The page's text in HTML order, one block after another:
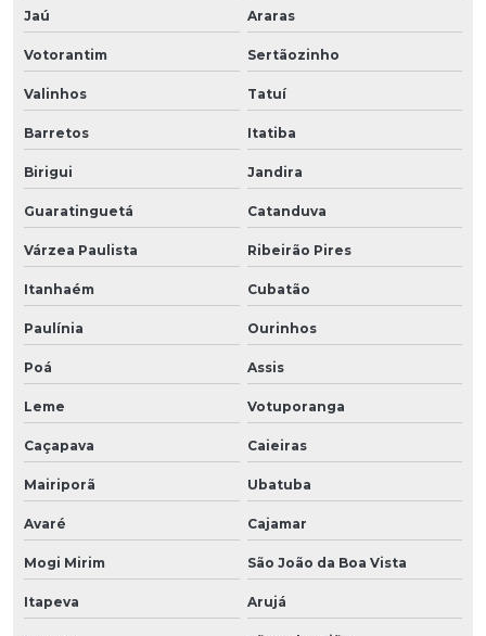
Jaú Araras
Votorantim Sertãozinho
Valinhos Tatuí
Barretos Itatiba
Birigui Jandira
Guaratinguetá Catanduva
Várzea Paulista Ribeirão Pires
Itanhaém Cubatão
Paulínia Ourinhos
Poá Assis
Leme Votuporanga
Caçapava Caieiras
Mairiporã Ubatuba
Avaré Cajamar
Mogi Mirim São João da Boa Vista
Itapeva Arujá